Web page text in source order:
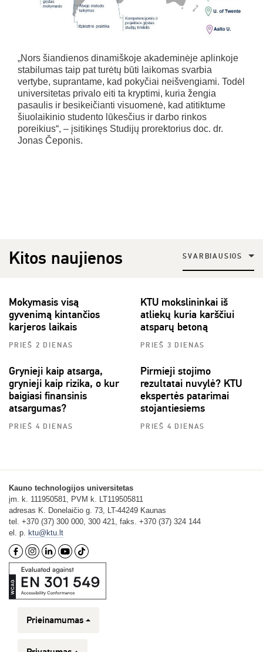
„Nors šiandienos dinamiškoje akademinėje aplinkoje
stabilumas taip pat turėtų būti laikomas svarbia
vertybe, suprantame, kad pokyčiai neišvengiami. Todėl
universitetas privalo eiti ta kryptimi, kuria žengia
pasaulis ir besikeičianti visuomenė, kad atitiktume
šiuolaikinio studento lūkesčius ir darbo rinkos
poreikius“, – įsitikinęs Studijų prorektorius doc. dr.
Jonas Čeponis.
Kitos naujienos SVARBIAUSIOS
Mokymasis visą
gyvenimą kintančios
karjeros laikais
PRIEŠ 2 DIENAS
KTU mokslininkai iš
atliekų kuria karščiui
atsparų betoną
PRIEŠ 3 DIENAS
Grynieji kaip atsarga,
grynieji kaip rizika, o kur
baigiasi finansinis
atsargumas?
PRIEŠ 4 DIENAS
Pirmieji stojimo
rezultatai nuvylė? KTU
ekspertės patarimai
stojantiesiems
PRIEŠ 4 DIENAS
Kauno technologijos universitetas
įm. k. 111950581, PVM k. LT119505811
adresas K. Donelaičio g. 73, LT-44249 Kaunas
tel. +370 (37) 300 000, 300 421, faks. +370 (37) 324 144
el. p.
ktu@ktu.lt
Prieinamumas